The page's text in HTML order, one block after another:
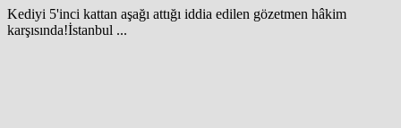
Kediyi 5'inci kattan aşağı attığı iddia edilen gözetmen hâkim
karşısında!İstanbul ...